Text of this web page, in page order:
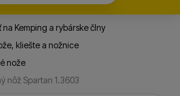
na Kemping a rybárske člny
kliešte a nožnice
nože
nôž Spartan 1.3603